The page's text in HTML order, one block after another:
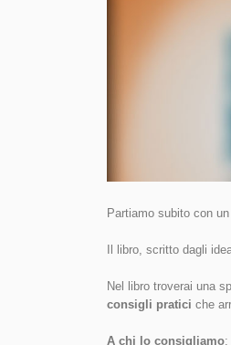
Partiamo subito con
Il libro, scritto dagli
Nel libro troverai una
consigli pratici che
A chi lo consigliamo: